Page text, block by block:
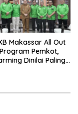
Makassar All Out
Pemkot,
Dinilai Paling